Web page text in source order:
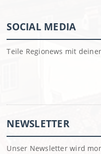
SOCIAL MEDIA
Teile Regionews mit
NEWSLETTER
Unser Newsletter wird